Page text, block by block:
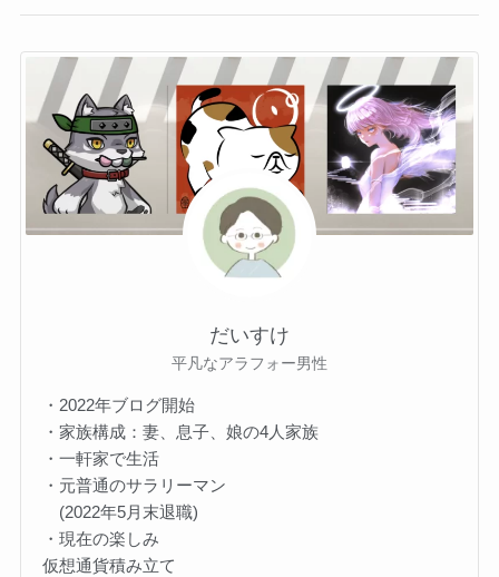
だいすけ
平凡なアラフォー男性
・2022年ブログ開始
・家族構成：妻、息子、娘の4人家族
・一軒家で生活
・元普通のサラリーマン
(2022年5月末退職)
・現在の楽しみ
仮想通貨積み立て